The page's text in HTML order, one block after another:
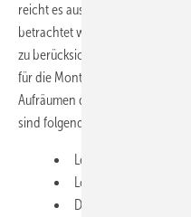
reicht es aus, wenn für einen
betrachtet werden, bei denen
zu berücksichtigen wären
für die Montage erforderlichen
Aufräumen des Arbeitsplatzes
sind folgende variable Größen
Leiter stellen pro Loch
Loch anzeichnen und
Dübel setzen (1 min),